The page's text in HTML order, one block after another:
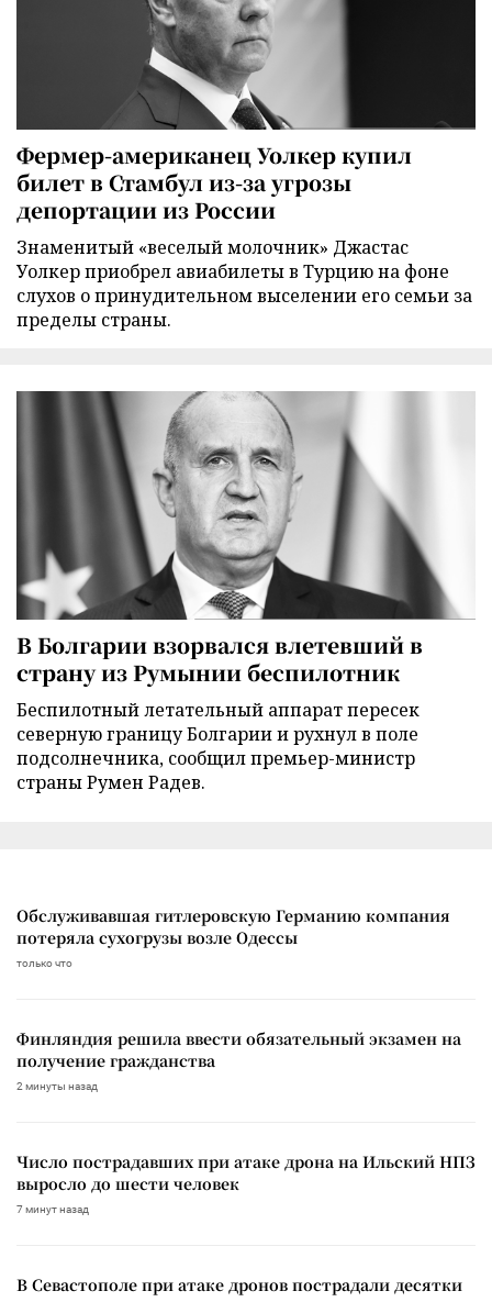
Фермер-американец Уолкер купил
билет в Стамбул из-за угрозы
депортации из России
Знаменитый «веселый молочник» Джастас
Уолкер приобрел авиабилеты в Турцию на фоне
слухов о принудительном выселении его семьи за
пределы страны.
В Болгарии взорвался влетевший в
страну из Румынии беспилотник
Беспилотный летательный аппарат пересек
северную границу Болгарии и рухнул в поле
подсолнечника, сообщил премьер-министр
страны Румен Радев.
Обслуживавшая гитлеровскую Германию компания
потеряла сухогрузы возле Одессы
только что
Финляндия решила ввести обязательный экзамен на
получение гражданства
2 минуты назад
Число пострадавших при атаке дрона на Ильский НПЗ
выросло до шести человек
7 минут назад
В Севастополе при атаке дронов пострадали десятки